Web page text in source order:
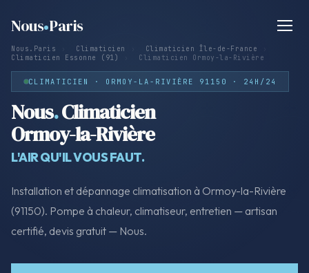
Nous Paris
Nous.Paris Climaticien Climaticien Île-de-France
Climaticien Essonne (91)
Climaticien Ormoy-la-Rivière
CLIMATICIEN · ORMOY-LA-RIVIÈRE 91150 · 24H/24
Nous.Climaticien
Ormoy-la-Rivière
L'AIR QU'IL VOUS FAUT.
Installation et dépannage climatisation à Ormoy-la-Rivière
(91150). Pompe à chaleur, climatiseur, entretien — artisan
certifié, devis gratuit — Nous.